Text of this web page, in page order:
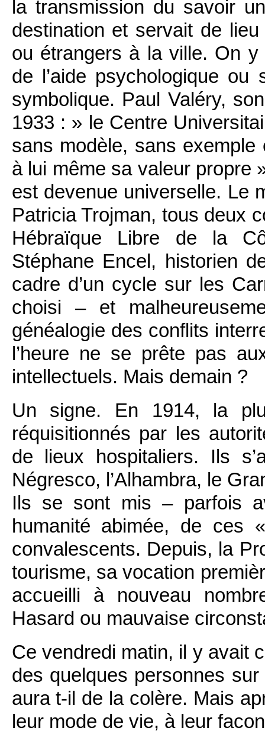
la transmission du savoir
destination et servait de
ou étrangers à la ville. On
de l’aide psychologique ou
symbolique. Paul Valéry,
1933 : » le Centre
sans modèle, sans
à lui même sa valeur propre
est devenue universelle. Le
Patricia Trojman, tous deux
Hébraïque Libre de la
Stéphane Encel, historien
cadre d’un cycle sur les
choisi – et
généalogie des conflits
l’heure ne se prête pas
intellectuels. Mais demain ?
Un signe. En 1914, la
réquisitionnés par les
de lieux hospitaliers. Ils
Négresco, l’Alhambra, le
Ils se sont mis – parfois
humanité abimée, de ces
convalescents. Depuis, la
tourisme, sa vocation
accueilli à nouveau
Hasard ou mauvaise
Ce vendredi matin, il y avait
des quelques personnes
aura t-il de la colère. Mais
leur mode de vie, à leur